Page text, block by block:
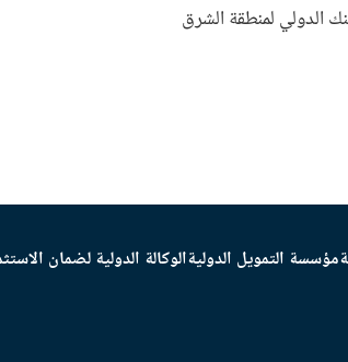
الدولي لمنطقة الشرق
مؤسسة التمويل الدوليةالوكالة الدولية لضمان